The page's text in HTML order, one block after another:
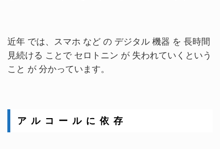
近年 では、スマホ など の デジタル 機器 を 長時間
見続ける ことで セロトニン が 失われていくという
こと が 分かっています。
ア ル コ ー ル に 依 存